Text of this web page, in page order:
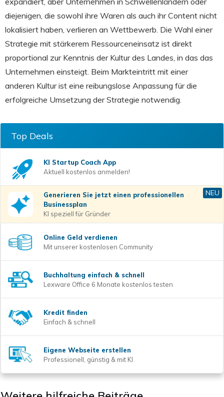
diejenigen, die sowohl ihre Waren als auch ihr Content nicht
lokalisiert haben, verlieren an Wettbewerb. Die Wahl einer
Strategie mit stärkerem Ressourceneinsatz ist direkt
proportional zur Kenntnis der Kultur des Landes, in das das
Unternehmen einsteigt. Beim Markteintritt mit einer
anderen Kultur ist eine reibungslose Anpassung für die
erfolgreiche Umsetzung der Strategie notwendig.
Top Deals
KI Startup Coach App
Aktuell kostenlos anmelden!
NEU
Generieren Sie jetzt einen professionellen
Businessplan
KI speziell für Gründer
Online Geld verdienen
Mit unserer kostenlosen Community
Buchhaltung einfach & schnell
Lexware Office 6 Monate kostenlos testen
Kredit finden
Einfach & schnell
Eigene Webseite erstellen
Professionell, günstig & mit KI